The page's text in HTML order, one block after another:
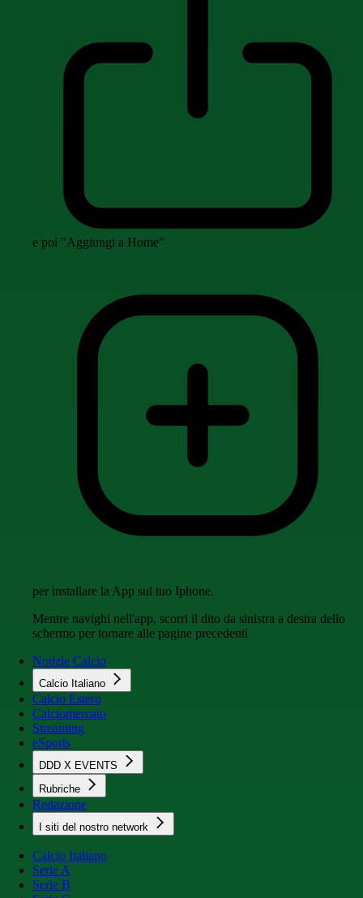
e poi "Aggiungi a Home"
per installare la App sul tuo Iphone.
Mentre navighi nell'app, scorri il dito da sinistra a destra dello
schermo per tornare alle pagine precedenti
Notizie Calcio
Calcio Italiano
Calcio Estero
Calciomercato
Streaming
eSports
DDD X EVENTS
Rubriche
Redazione
I siti del nostro network
Calcio Italiano
Serie A
Serie B